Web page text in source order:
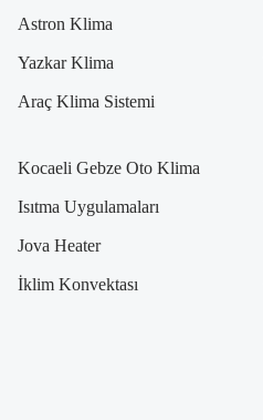
Astron Klima
Yazkar Klima
Araç Klima Sistemi
Kocaeli Gebze Oto Klima
Isıtma Uygulamaları
Jova Heater
İklim Konvektası